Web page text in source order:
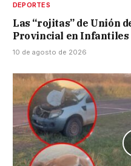
DEPORTES
Las “rojitas” de Unión
Provincial en Infantiles
10 de agosto de 2026